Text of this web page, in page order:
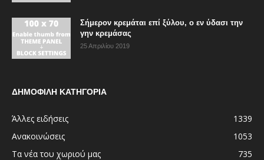
Σήμερον κρεμάται επί ξύλου, ο εν ύδασι την
γην κρεμάσας
25 Απριλίου 2019
ΔΗΜΟΦΙΛΗ ΚΑΤΗΓΟΡΙΑ
Άλλες ειδήσεις
1339
Ανακοινώσεις
1053
Τα νέα του χωριού μας
735